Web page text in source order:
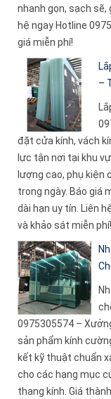
nhanh gọn, sạch
hệ ngay Hotline
giá miễn phí!
–
đặt cửa kính, vách
lực tận nơi tại khu
lượng cao, phụ kiện
trong ngày. Báo giá
dài hạn uy tín. Liên
và khảo sát miễn phí!
0975305574 –
sản phẩm kính
kết kỹ thuật chuẩn
cho các hạng mục
thang kính. Giá